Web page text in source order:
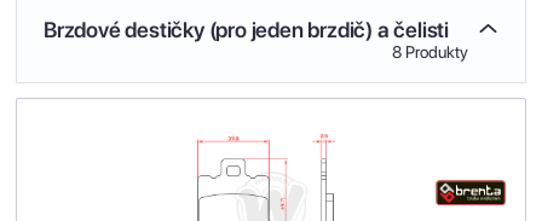
Brzdové destičky (pro jeden brzdič) a čelisti
8 Produkty